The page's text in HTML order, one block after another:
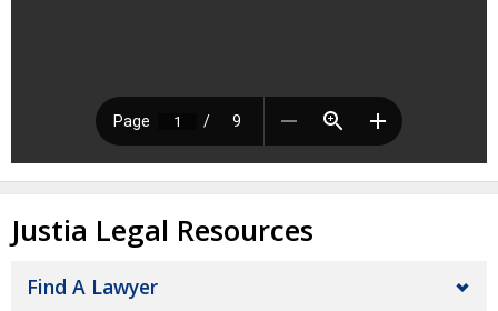
Justia Legal Resources
Find A Lawyer